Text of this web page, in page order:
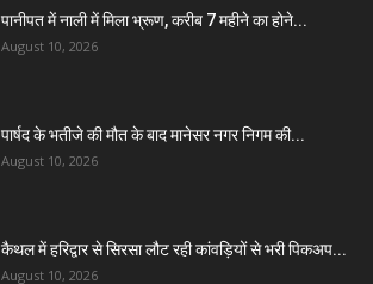
पानीपत में नाली में मिला भ्रूण, करीब 7 महीने का होने...
August 10, 2026
पार्षद के भतीजे की मौत के बाद मानेसर नगर निगम की...
August 10, 2026
कैथल में हरिद्वार से सिरसा लौट रही कांवड़ियों से भरी पिकअप...
August 10, 2026